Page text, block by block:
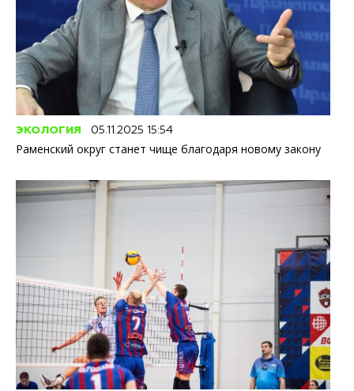
ЭКОЛОГИЯ 05.11.2025 15:54
Раменский округ станет чище благодаря новому закону